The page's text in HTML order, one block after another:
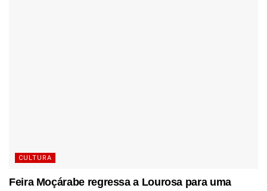
CULTURA
Feira Moçárabe regressa a Lourosa para uma